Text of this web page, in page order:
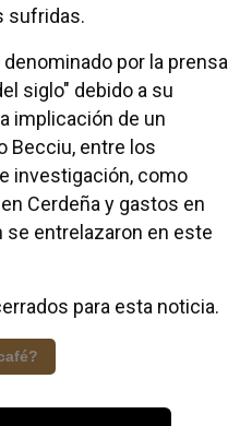
sufridas.
por la prensa
siglo" debido a su
implicación de un
Becciu, entre los
investigación, como
Cerdeña y gastos en
se entrelazaron en este
para esta noticia.